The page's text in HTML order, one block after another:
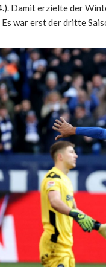
Damit erzielte der
war erst der dritte